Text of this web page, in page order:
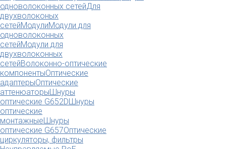
одноволоконных сетейДля
двухволоконых
сетейМодулиМодули для
одноволоконных
сетейМодули для
двухволоконных
сетейВолоконно-оптические
компонентыОптические
адаптерыОптические
аттенюаторыШнуры
оптические G652DШнуры
оптические
монтажныеШнуры
оптические G657Оптические
циркуляторы, фильтры